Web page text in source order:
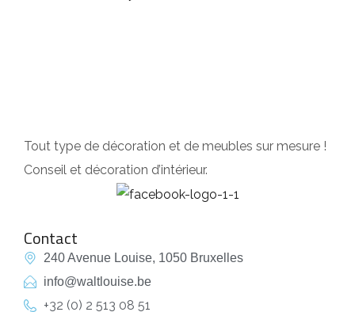
Tout type de décoration et de meubles sur mesure !
Conseil et décoration d’intérieur.
Contact
240 Avenue Louise, 1050 Bruxelles
info@waltlouise.be
+32 (0) 2 513 08 51